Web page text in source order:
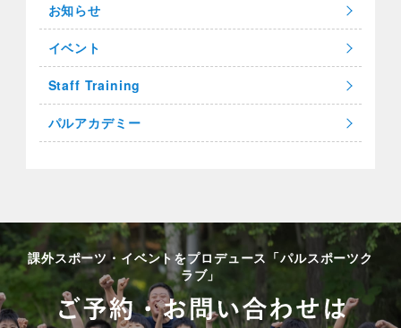
お知らせ
イベント
Staff Training
パルアカデミー
課外スポーツ・イベントをプロデュース「パルスポーツク
ラブ」